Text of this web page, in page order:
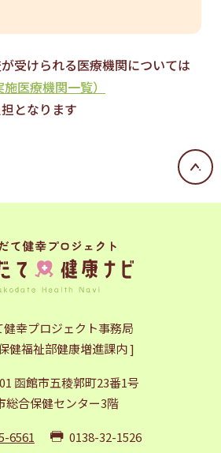
受けられる医療機関については
医療機関一覧）
となります
健幸プロジェクト事務局
健福祉部健康増進課内 ]
函館市五稜郭町23番1号
総合保健センター3階
6561 0138-32-1526